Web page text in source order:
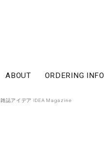
ABOUT ORDERING INFO
雑誌アイデア IDEA Magazine